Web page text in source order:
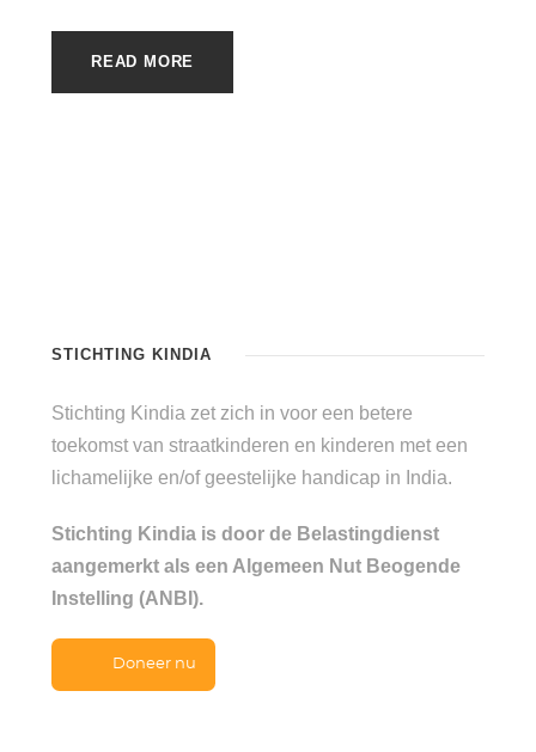
READ MORE
STICHTING KINDIA
Stichting Kindia zet zich in voor een betere
toekomst van straatkinderen en kinderen met een
lichamelijke en/of geestelijke handicap in India.
Stichting Kindia is door de Belastingdienst
aangemerkt als een Algemeen Nut Beogende
Instelling (ANBI).
Doneer nu